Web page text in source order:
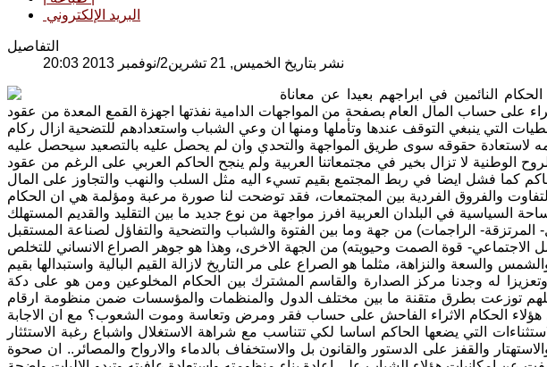
البريد الإلكتروني
التفاصيل
نشر بتاريخ الخميس, 21 تشرين2/نوفمبر 2013 20:03
النائمين في ابراجهم بعيدا عن معاناة
على حساب المال العام بصفحة من المواجهات الدامية نفذتها اجهزة القمع المعدة من عقود
التي ينبغي التوقف عندها وتأملها ومنها ان وعي الشباب واستعدادهم للتضحية ازال ركام
لاستعادة حقوقه سوى طريق المواجهة والتحدي وان لم يحصل عليه بالتصعيد سيحصل عليه
الوطنية لا تزال بخير في مجتمعاتنا العربية ولم ينجح الحاكم العربي على الرغم من عقود
كما فشل ايضا في ربط المجتمع بقيم تسيء اليه مثل السلب والنهب والتجاوز على المال
والفروق الفردية بين المجتمعات، فقد توضحت لنا صورة مرعبة ومؤلمة هي ان الحكام
السياسية في البلدان العربية افرز مواجهة من نوع جديد ما بين التقليد والقديم المستهلك
المرتزقة- الراجمات) من جهة وما بين الفتوة والشباب والتضحية والتفاؤل لصناعة المستقبل
الاجتماعي- قوة الصمت وحيويته) من الجهة الاخرى، وهذا هو جوهر الصراع الانساني للتخلص
والسعة والنزاهة، مثلما هو الصراع على مر التاريخ لازالة القيم البالية واستبدالها بقيم
له وجدنا مركز الصدارة والقاسم المشترك بين الحكام المخلوعين ومن هو على دكة
توزعت بطرق متقنة ما بين مختلف الدول والمنظمات والمؤسسات ضمن منظومة ارقام
هؤلاء الحكام الاثراء الفاحش على حساب فقر ومرض وتعاسة وموت الشعوب؟ مع ان الاجابة
التي يضعها الحاكم اساسا لكي تتناسب مع شراهة الاستغلال واشباع رغبة الاستئثار
والقفز على الدستور والقانون بل والاستخفاف بالدماء والارواح والمصائر.. ان صحوة